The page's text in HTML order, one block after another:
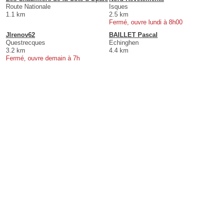
Route Nationale
1.1 km
Isques
2.5 km
Fermé, ouvre lundi à 8h00
Jlrenov62
Questrecques
3.2 km
Fermé, ouvre demain à 7h
BAILLET Pascal
Echinghen
4.4 km